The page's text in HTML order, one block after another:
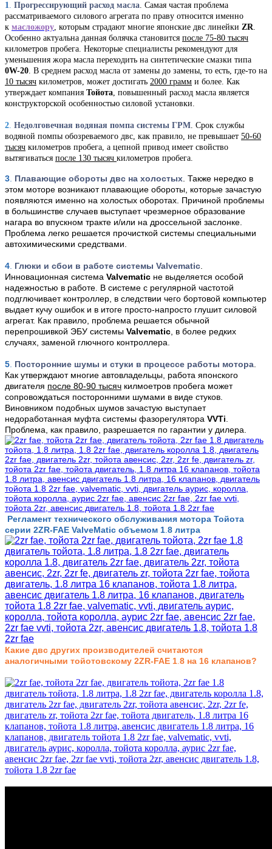
1. Прогрессирующий расход масла. Самая частая проблема
рассматриваемого силового агрегата по праву относится именно
к масложору, которым страдают многие японские двс линейки ZR.
Особенно актуальна данная болячка становится после 75-80 тысяч
километров пробега. Некоторые специалисты рекомендуют для
уменьшения жора масла переходить на синтетические смазки типа
0W-20. В среднем расход масла от замены до замены, то есть, где-то на
10 тысяч километров, может достигать 2000 грамм и более. Как
утверждает компания Тойота, повышенный расход масла является
конструкторской особенностью силовой установки.
2. Недолговечная водяная помпа системы ГРМ. Срок службы
водяной помпы обозреваемого двс, как правило, не превышает 50-60
тысяч километров пробега, а цепной привод имеет свойство
вытягиваться после 130 тысяч километров пробега.
3 Плавающие обороты двс на холостых . Также нередко в
этом моторе возникают плавающие обороты, которые зачастую
появляются именно на холостых оборотах. Причиной проблемы
в большинстве случаев выступает чрезмерное образование
нагара во впускном тракте и/или на дроссельной заслонке.
Проблема легко решается прочисткой системы специальными
автохимическими средствами.
4 Глюки и сбои в работе системы Valvematic
Инновационная система Valvematic не выделяется особой
надежностью в работе. В системе с регулярной частотой
подглючивает контроллер, в следствии чего бортовой компьютер
выдает кучу ошибок и в итоге просто-напросто глушит силовой
агрегат. Как правило, проблема решается обычной
перепрошивкой ЭБУ системы Valvematic , в более редких
случаях, заменой глючного контроллера.
5 Посторонние шумы и стуки в процессе работы мотора
Как утверждают многие автовладельцы, работа японского
двигателя после 80-90 тысяч килмоетров пробега может
сопровождаться посторонними шумами в виде стуков.
Виновником подобных шумов зачастую выступает
недоработанная муфта системы фазорегулятора VVTi
Проблема, как правило, разрешается по гарантии у дилера.
Регламент технического обслуживания мотора Тойота
серии 2ZR-FAE ValveMatic объемом 1 8 литра
Какие двс других производителей считаются
аналогичными тойотовскому 2ZR-FAE 1 8 на 16 клапанов?